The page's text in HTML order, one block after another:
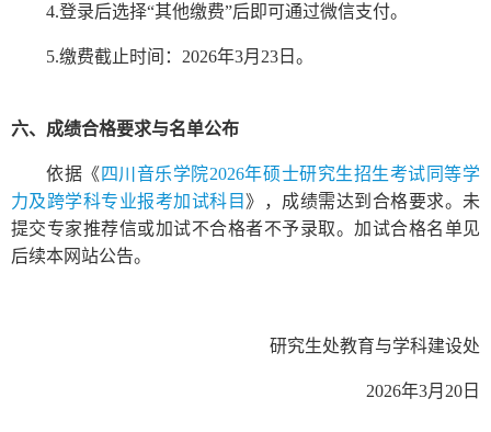
4.登录后选择“其他缴费”后即可通过微信支付。
5.缴费截止时间：2026年3月23日。
六、成绩合格要求与名单公布
依据《 四川音乐学院2026年硕士研究生招生考试同等学
力及跨学科专业报考加试科目 》，成绩需达到合格要求。未
提交专家推荐信或加试不合格者不予录取。加试合格名单见
后续本网站公告。
研究生处教育与学科建设处
2026年3月20日